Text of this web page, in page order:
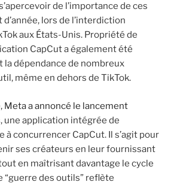
de l’importance de ces
lors de l’interdiction
aux États-Unis. Propriété de
CapCut a également été
la dépendance de nombreux
même en dehors de TikTok.
Meta a annoncé le lancement
, une application intégrée de
à concurrencer CapCut. Il s’agit pour
ses créateurs en leur fournissant
en maîtrisant davantage le cycle
“guerre des outils” reflète